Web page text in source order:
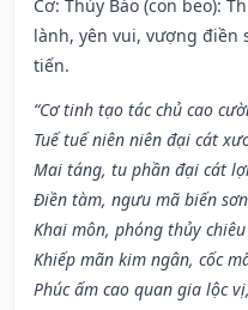
Cơ: Thủy Báo (con beo):
lành, yên vui, vượng
tiến.
“Cơ tinh tạo tác chủ cao
Tuế tuế niên niên đại cát
Mai táng, tu phần đại cát
Điền tàm, ngưu mã biến
Khai môn, phóng thủy
Khiếp mãn kim ngân, cốc
Phúc ấm cao quan gia lộc vị,